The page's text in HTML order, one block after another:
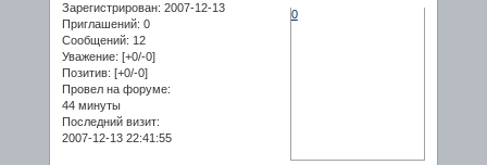
Зарегистрирован: 2007-12-13
Приглашений: 0
Сообщений: 12
Уважение: [+0/-0]
Позитив: [+0/-0]
Провел на форуме:
44 минуты
Последний визит:
2007-12-13 22:41:55
0